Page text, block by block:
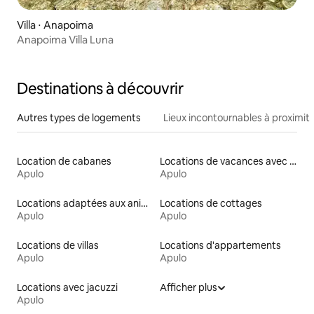
Villa ⋅ Anapoima
Anapoima Villa Luna
Destinations à découvrir
Autres types de logements Lieux incontournables à
Location de cabanes
Apulo
Locations de vacances avec piscine
Apulo
Locations adaptées aux animaux
Apulo
Locations de cottages
Apulo
Locations de villas
Apulo
Locations d'appartements
Apulo
Locations avec jacuzzi
Apulo
Afficher plus